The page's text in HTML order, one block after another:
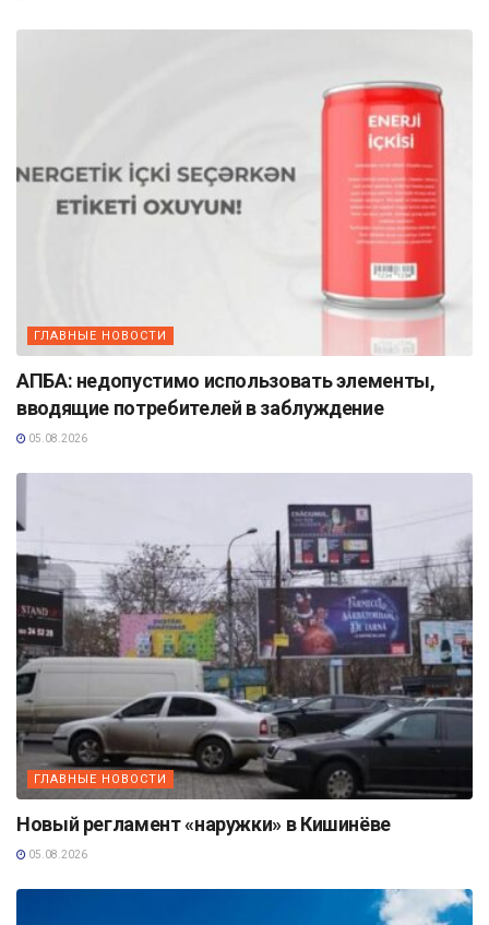
ГЛАВНЫЕ НОВОСТИ
АПБА: недопустимо использовать элементы,
вводящие потребителей в заблуждение
05.08.2026
ГЛАВНЫЕ НОВОСТИ
Новый регламент «наружки» в Кишинёве
05.08.2026